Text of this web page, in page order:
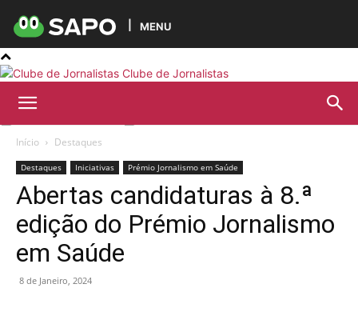
MENU
Clube de Jornalistas
Início Destaques
Destaques Iniciativas Prémio Jornalismo em Saúde
Abertas candidaturas à 8.ª
edição do Prémio Jornalismo
em Saúde
8 de Janeiro, 2024